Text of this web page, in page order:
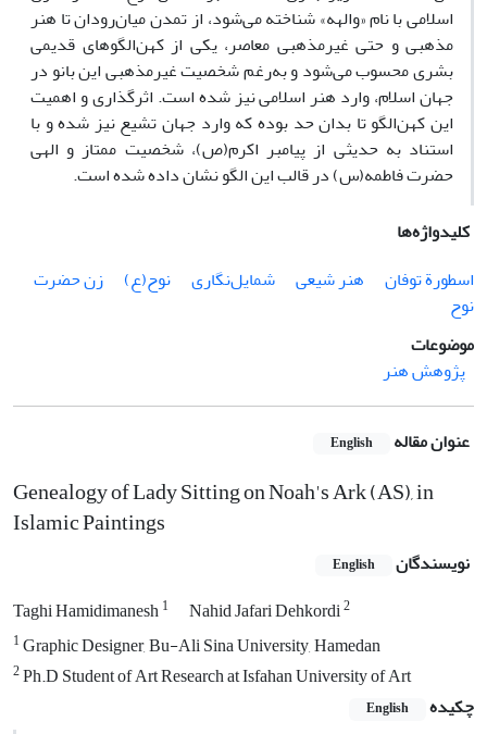
اسلامی با نام «والهه» شناخته می‌شود، از تمدن میان‌رودان تا هنر
مذهبی و حتی غیر‌مذهبی معاصر، یکی از کهن‌الگوهای قدیمی
بشری محسوب می‌شود و به‌رغم شخصیت غیرمذهبی این بانو در
جهان اسلام، وارد هنر اسلامی نیز شده ‌است. اثرگذاری و اهمیت
این کهن‌الگو تا بدان حد بوده که وارد جهان تشیع نیز شده و با
استناد به حدیثی از پیامبر اکرم(ص)، شخصیت ممتاز و الهی
حضرت فاطمه(س) در قالب این الگو نشان داده شده ‌است.
کلیدواژه‌ها
اسطورة توفان
هنر شیعی شمایل‌نگاری نوح(ع)
زن حضرت
نوح
موضوعات
پژوهش هنر
عنوان مقاله English
Genealogy of Lady Sitting on Noah's Ark (AS), in
Islamic Paintings
نویسندگان English
Taghi Hamidimanesh1 Nahid Jafari Dehkordi2
1Graphic Designer, Bu-Ali Sina University, Hamedan
2Ph.D Student of Art Research at Isfahan University of Art
چکیده
English